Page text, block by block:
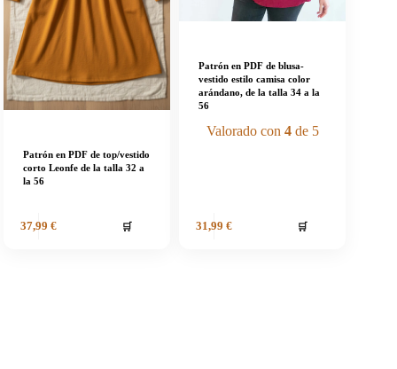
Patrón en PDF de top/vestido
corto Leonfe de la talla 32 a
la 56
37,99 € 🛒
Patrón en PDF de blusa-
vestido estilo camisa color
arándano, de la talla 34 a la
56
Valorado con 4de 5
31,99 € 🛒